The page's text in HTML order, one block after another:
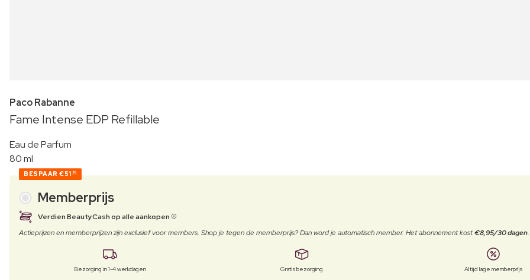
Paco Rabanne
Fame Intense EDP Refillable
Eau de Parfum
80 ml
BESPAAR €51 50
Memberprijs
Verdien BeautyCash op alle aankopen
Actieprijzen en memberprijzen zijn exclusief voor members. Shop je tegen de memberprijs? Dan word je automatisch member. Het abonnement kost€8,95/30 dagen
Bezorging in 1-4 werkdagen Gratis bezorging Altijd lage memberprijs